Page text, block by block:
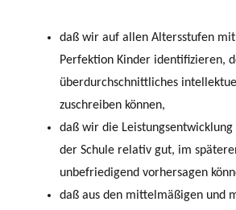
daß wir auf allen Altersstufen
Perfektion Kinder identifizieren,
überdurchschnittliches
zuschreiben können,
daß wir die
der Schule relativ gut, im
unbefriedigend vorhersagen
daß aus den mittelmäßigen und